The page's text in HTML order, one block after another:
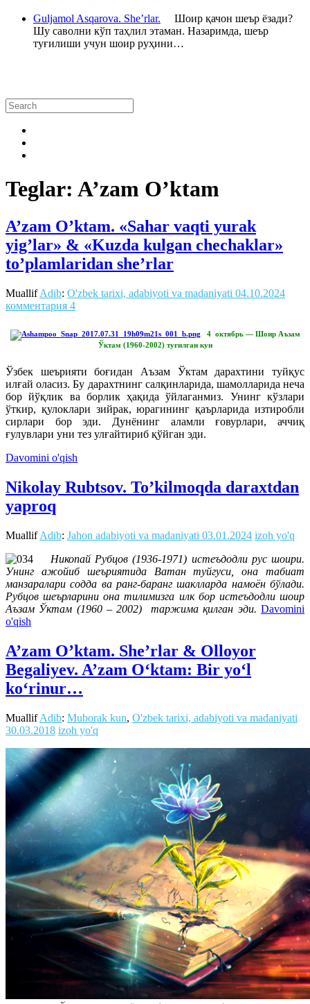
Guljamol Asqarova. She’rlar. Шоир қачон шеър ёзади?
Шу саволни кўп таҳлил этаман. Назаримда, шеър
туғилиши учун шоир руҳини…
Teglar: A’zam O’ktam
A’zam O’ktam. «Sahar vaqti yurak
yig’lar» & «Kuzda kulgan chechaklar»
to’plamlaridan she’rlar
MuallifAdib: O'zbek tarixi, adabiyoti va madaniyati 04.10.2024
комментария 4
4 октябрь — Шоир Аъзам
Ўктам (1960-2002) туғилган кун
Ўзбек шеърияти боғидан Аъзам Ўктам дарахтини туйқус
илғай оласиз. Бу дарахтнинг салқинларида, шамолларида неча
бор йўқлик ва борлик ҳақида ўйлаганмиз. Унинг кўзлари
ўткир, қулоклари зийрак, юрагининг қаърларида изтиробли
сирлари бор эди. Дунёнинг аламли ғовурлари, аччиқ
ғулувлари уни тез улғайтириб қўйган эди.
Davomini o'qish
Nikolay Rubtsov. To’kilmoqda daraxtdan
yaproq
MuallifAdib: Jahon adabiyoti va madaniyati 03.01.2024 izoh yo'q
Никопай Рубцов (1936-1971) истеъдодли рус шоири.
Унинг ажойиб шеъриятида Ватан туйгуси, она табиат
манзаралари содда ва ранг-баранг шаклларда намоён бўлади.
Рубцов шеърларини она тилимизга илк бор истеъдодли шоир
Аъзам Ўктам (1960 – 2002) таржима қилган эди. Davomini
o'qish
A’zam O’ktam. She’rlar & Olloyor
Begaliyev. A’zam O‘ktam: Bir yo‘l
ko‘rinur…
MuallifAdib: Muborak kun, O'zbek tarixi, adabiyoti va madaniyati
30.03.2018 izoh yo'q